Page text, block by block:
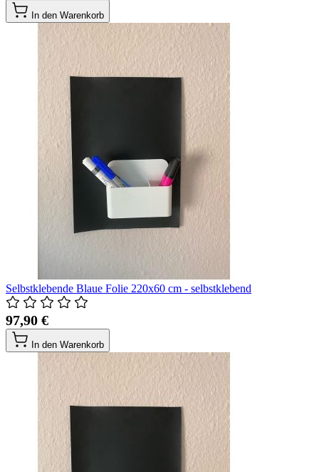
In den Warenkorb
Selbstklebende Blaue Folie 220x60 cm - selbstklebend
97,90 €
In den Warenkorb